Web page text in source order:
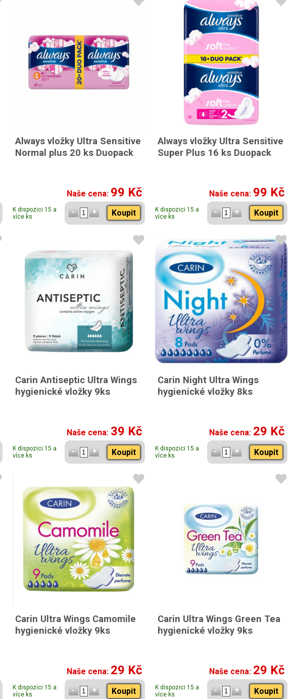
Always vložky Ultra Sensitive
Normal plus 20 ks Duopack
Naše cena: 99 Kč
K dispozici 15 a
více ks
Koupit
Always vložky Ultra Sensitive
Super Plus 16 ks Duopack
Naše cena: 99 Kč
K dispozici 15 a
více ks
Koupit
Carin Antiseptic Ultra Wings
hygienické vložky 9ks
Naše cena: 39 Kč
K dispozici 15 a
více ks
Koupit
Carin Night Ultra Wings
hygienické vložky 8ks
Naše cena: 29 Kč
K dispozici 15 a
více ks
Koupit
Carin Ultra Wings Camomile
hygienické vložky 9ks
Naše cena: 29 Kč
K dispozici 15 a
více ks
Koupit
Carin Ultra Wings Green Tea
hygienické vložky 9ks
Naše cena: 29 Kč
K dispozici 15 a
více ks
Koupit